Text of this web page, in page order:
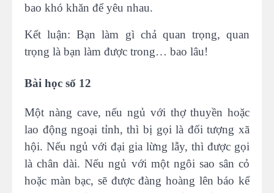
bao khó khăn để yêu nhau.
Kết luận: Bạn làm gì chả quan trọng, quan
trọng là bạn làm được trong… bao lâu!
Bài học số 12
Một nàng cave, nếu ngủ với thợ thuyền hoặc
lao động ngoại tỉnh, thì bị gọi là đối tượng xã
hội. Nếu ngủ với đại gia lừng lẫy, thì được gọi
là chân dài. Nếu ngủ với một ngôi sao sân cỏ
hoặc màn bạc, sẽ được đàng hoàng lên báo kể